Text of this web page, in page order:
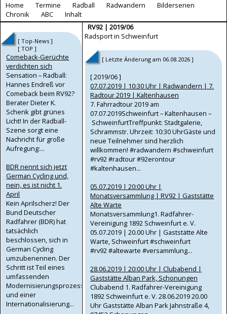
Home
Termine Radball Radwandern
Bilderserien
Chronik
ABC Inhalt
[ Top-News ]
[ TOP ]
Comeback-Gerüchte
verdichten sich
Sensation – Radball:
Hannes Endreß vor
Comeback beim RV92?
Berater Dieter K.
Schenk gibt grünes
Licht! In der Radball-
Szene sorgt eine
Nachricht für große
Aufregung:...
BDR nennt sich jetzt
German Cycling und,
nein, es ist nicht 1.
April
Kein Aprilscherz! Der
Bund Deutscher
Radfahrer (BDR) hat
tatsächlich
beschlossen, sich in
German Cycling
umzubenennen. Der
Schritt ist Teil eines
umfassenden
Modernisierungsprozesses
und einer
Internationalisierung...
RV92 | 2019/06
Radsport in Schweinfurt
[ Letzte Änderung am 06.08.2026 ]
[ 2019/06 ]
07.07.2019 | 10:30 Uhr | Radwandern | 7.
Radtour 2019 | Kaltenhausen
7. Fahrradtour 2019 am
07.07.2019Schweinfurt – Kaltenhausen –
SchweinfurtTreffpunkt: Stadtgalerie,
Schrammstr. Uhrzeit: 10:30 UhrGäste und
neue Teilnehmer sind herzlich
willkommen! #radwandern #schweinfurt
#rv92 #radtour #92erontour
‪#kaltenhausen...
05.07.2019 | 20:00 Uhr |
Monatsversammlung | RV92 | Gaststätte
Alte Warte
Monatsversammlung1. Radfahrer-
Vereinigung 1892 Schweinfurt e. V.
05.07.2019 | 20.00 Uhr | Gaststätte Alte
Warte, Schweinfurt #schweinfurt
#rv92 #altewarte #versammlung...
28.06.2019 | 20:00 Uhr | Clubabend |
Gaststätte Alban Park, Schonungen
Clubabend 1. Radfahrer-Vereinigung
1892 Schweinfurt e. V. 28.06.2019 20.00
Uhr Gaststätte Alban Park Jahnstraße 4,